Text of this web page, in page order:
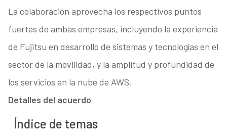
La colaboración aprovecha los respectivos puntos
fuertes de ambas empresas, incluyendo la experiencia
de Fujitsu en desarrollo de sistemas y tecnologías en el
sector de la movilidad, y la amplitud y profundidad de
los servicios en la nube de AWS.
Detalles del acuerdo
Índice de temas